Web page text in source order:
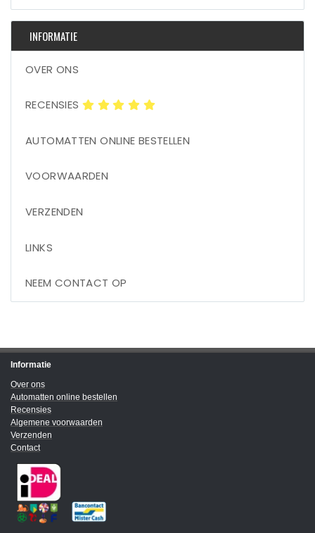
INFORMATIE
OVER ONS
RECENSIES
AUTOMATTEN ONLINE BESTELLEN
VOORWAARDEN
VERZENDEN
LINKS
NEEM CONTACT OP
Informatie
Over ons
Automatten online bestellen
Recensies
Algemene voorwaarden
Verzenden
Contact